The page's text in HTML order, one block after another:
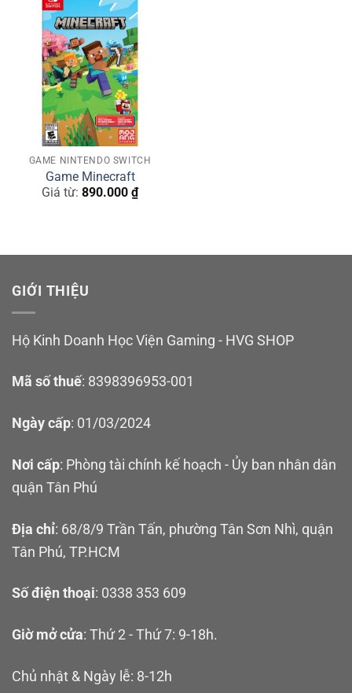
GAME NINTENDO SWITCH
Game Minecraft
Giá từ: 890.000 ₫
GIỚI THIỆU
Hộ Kinh Doanh Học Viện Gaming - HVG SHOP
Mã số thuế: 8398396953-001
Ngày cấp: 01/03/2024
Nơi cấp: Phòng tài chính kế hoạch - Ủy ban nhân dân
quận Tân Phú
Địa chỉ: 68/8/9 Trần Tấn, phường Tân Sơn Nhì, quận
Tân Phú, TP.HCM
Số điện thoại: 0338 353 609
Giờ mở cửa: Thứ 2 - Thứ 7: 9-18h.
Chủ nhật & Ngày lễ: 8-12h